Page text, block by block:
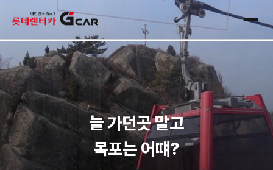
전체
늘 가던곳 말고
목포는 어떄?